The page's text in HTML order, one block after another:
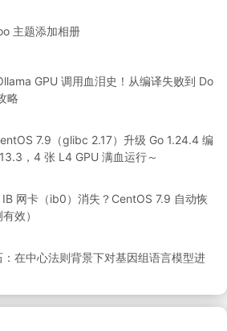
主题添加相册
GPU 调用血泪史！从编译失败到 Do
略
7.9（glibc 2.17）升级 Go 1.24.4 编
，4 张 L4 GPU 满血运行～
IB 网卡（ib0）消失？CentOS 7.9 自动恢
效）
在中心法则背景下对基因组语言模型进